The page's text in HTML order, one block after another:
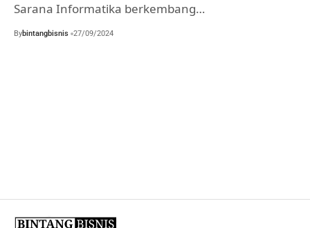
Sarana Informatika berkembang…
Bybintangbisnis 27/09/2024